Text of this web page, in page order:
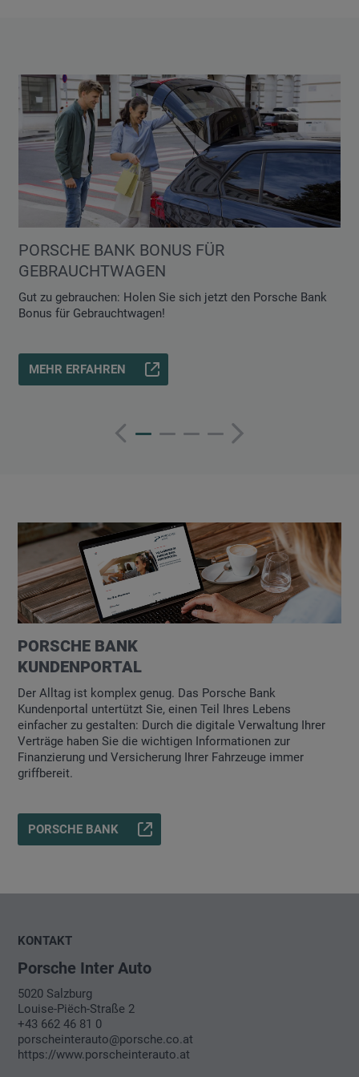
PORSCHE BANK BONUS FÜR
GEBRAUCHTWAGEN
Gut zu gebrauchen: Holen Sie sich jetzt den Porsche Bank
Bonus für Gebrauchtwagen!
MEHR ERFAHREN
PORSCHE BANK
KUNDENPORTAL
Der Alltag ist komplex genug. Das Porsche Bank
Kundenportal untertützt Sie, einen Teil Ihres Lebens
einfacher zu gestalten: Durch die digitale Verwaltung Ihrer
Verträge haben Sie die wichtigen Informationen zur
Finanzierung und Versicherung Ihrer Fahrzeuge immer
griffbereit.
PORSCHE BANK
KONTAKT
Porsche Inter Auto
5020 Salzburg
Louise-Piëch-Straße 2
+43 662 46 81 0
porscheinterauto@porsche.co.at
https://www.porscheinterauto.at